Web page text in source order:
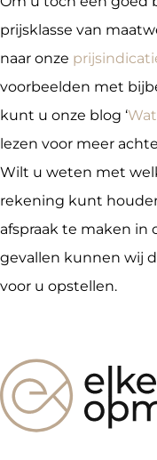
prijsklasse van
naar onze
voorbeelden met
kunt u onze blog ‘
lezen voor meer
Wilt u weten met
rekening kunt
afspraak te maken in
gevallen kunnen wij
voor u opstellen.